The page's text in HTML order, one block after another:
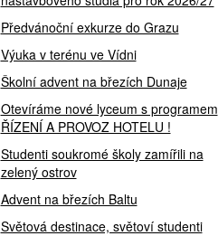
Předvánoční exkurze do Grazu
Výuka v terénu ve Vídni
Školní advent na březích Dunaje
Otevíráme nové lyceum s programem
ŘÍZENÍ A PROVOZ HOTELU !
Studenti soukromé školy zamířili na
zelený ostrov
Advent na březích Baltu
Světová destinace, světoví studenti